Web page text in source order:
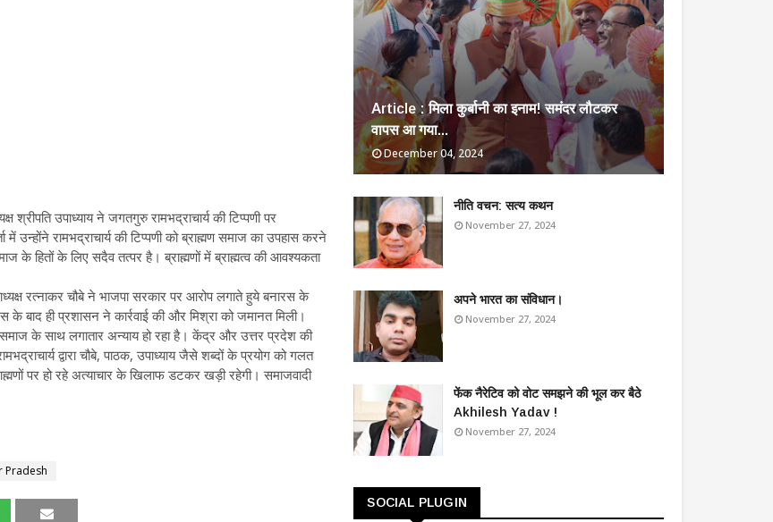
श्रीपति उपाध्याय ने जगतगुरु रामभद्राचार्य की टिप्पणी पर
उन्होंने रामभद्राचार्य की टिप्पणी को ब्राह्मण समाज का उपहास करने
के हितों के लिए सदैव तत्पर है। ब्राह्मणों में ब्राह्मत्व की आवश्यकता
रत्नाकर चौबे ने भाजपा सरकार पर आरोप लगाते हुये बनारस के
के बाद ही प्रशासन ने कार्रवाई की और मिश्रा को जमानत मिली।
के साथ लगातार अन्याय हो रहा है। केंद्र और उत्तर प्रदेश की
द्वारा चौबे, पाठक, उपाध्याय जैसे शब्दों के प्रयोग को गलत
पर हो रहे अत्याचार के खिलाफ डटकर खड़ी रहेगी। समाजवादी
Pradesh
Article : मिला कुर्बानी का इनाम! समंदर लौटकर
वापस आ गया...
December 04, 2024
​नीति वचन: सत्य कथन
November 27, 2024
अपने भारत का संविधान।
November 27, 2024
फेंक नैरेटिव को वोट समझने की भूल कर बैठे
Akhilesh Yadav !
November 27, 2024
SOCIAL PLUGIN